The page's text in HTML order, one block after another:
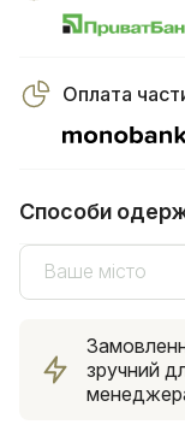
Оплата
Способи
Ваше місто
зручний